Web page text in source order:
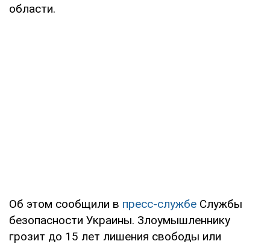
области.
Об этом сообщили в пресс-службе Службы
безопасности Украины. Злоумышленнику
грозит до 15 лет лишения свободы или